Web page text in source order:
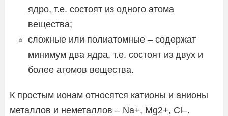
ядро, т.е. состоят из одного атома
вещества;
сложные или полиатомные – содержат
минимум два ядра, т.е. состоят из двух и
более атомов вещества.
К простым ионам относятся катионы и анионы
металлов и неметаллов – Na+, Mg2+, Cl–.